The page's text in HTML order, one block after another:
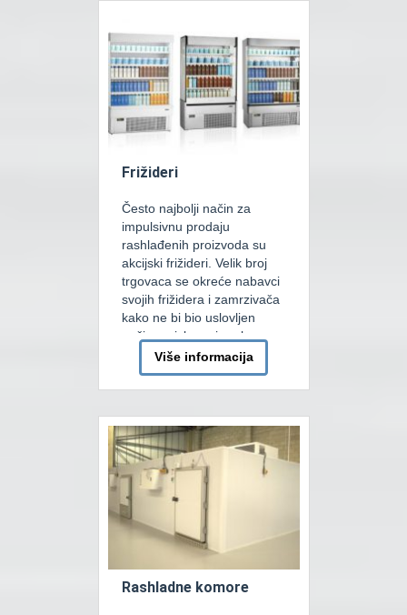
kao VRS system. Također
jako česte […]
Frižideri
Često najbolji način za
impulsivnu prodaju
rashlađenih proizvoda su
akcijski frižideri. Velik broj
trgovaca se okreće nabavci
svojih frižidera i zamrzivača
kako ne bi bio uslovljen
načinom izlaganja robe.
Podjela ima više, tako npr.
podjelu možemo vršiti po
režimu rada pa imamo
frižidere i škrine, takođere
imamo zidne (vertikalne) i
ostrvske. […]
Više informacija
Rashladne komore